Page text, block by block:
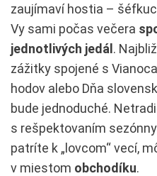
zaujímaví hostia –
Vy sami počas večera
jednotlivých jedál.
zážitky spojené s
hodov alebo Dňa
bude jednoduché.
s rešpektovaním
patríte k „lovcom“ vecí,
v miestom obchodíku.